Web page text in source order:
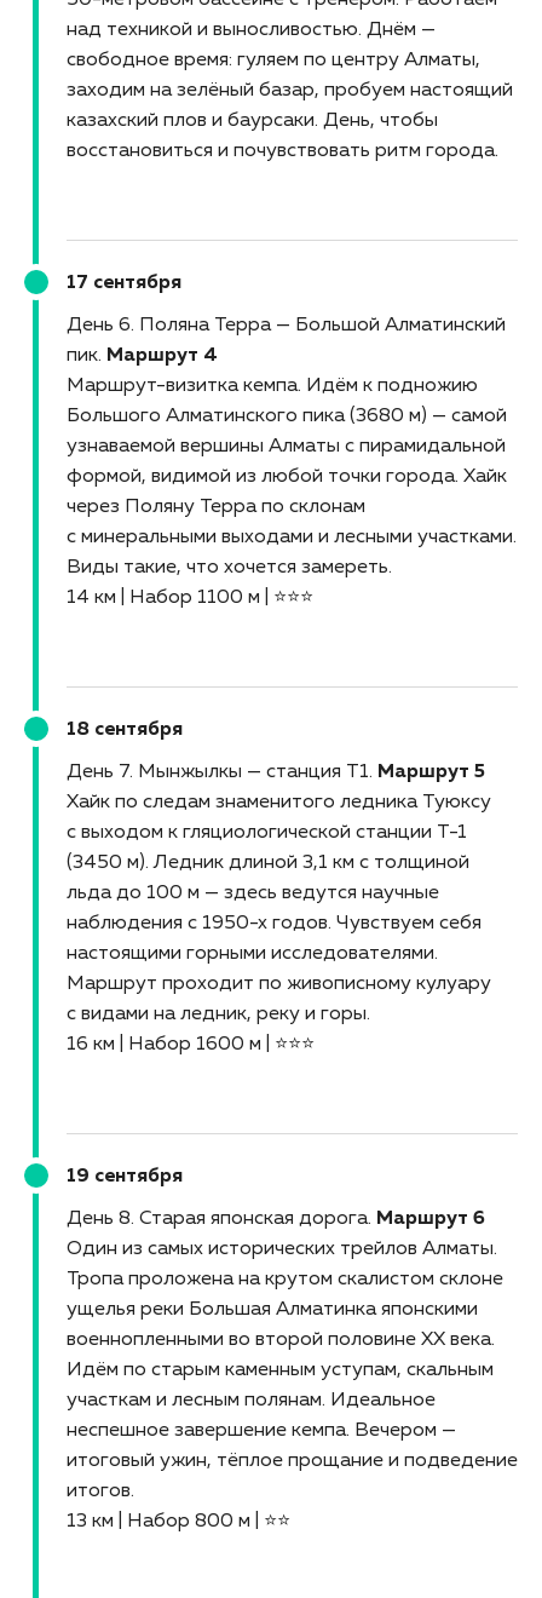
над техникой и выносливостью. Днём —
свободное время: гуляем по центру Алматы,
заходим на зелёный базар, пробуем настоящий
казахский плов и баурсаки. День, чтобы
восстановиться и почувствовать ритм города.
17 сентября
День 6. Поляна Терра — Большой Алматинский
пик
Маршрут 4
Маршрут-визитка кемпа. Идём к подножию
Большого Алматинского пика (3680 м) — самой
узнаваемой вершины Алматы с пирамидальной
формой, видимой из любой точки города. Хайк
через Поляну Терра по склонам
с минеральными выходами и лесными участками.
Виды такие, что хочется замереть.
14 км | Набор 1100 м | ⭐⭐⭐
18 сентября
День 7. Мынжылкы — станция Т1
Маршрут 5
Хайк по следам знаменитого ледника Туюксу
с выходом к гляциологической станции Т-1
(3450 м). Ледник длиной 3,1 км с толщиной
льда до 100 м — здесь ведутся научные
наблюдения с 1950-х годов. Чувствуем себя
настоящими горными исследователями.
Маршрут проходит по живописному кулуару
с видами на ледник, реку и горы.
16 км | Набор 1600 м | ⭐⭐⭐
19 сентября
День 8. Старая японская дорога
Маршрут 6
Один из самых исторических трейлов Алматы.
Тропа проложена на крутом скалистом склоне
ущелья реки Большая Алматинка японскими
военнопленными во второй половине XX века.
Идём по старым каменным уступам, скальным
участкам и лесным полянам. Идеальное
неспешное завершение кемпа. Вечером —
итоговый ужин, тёплое прощание и подведение
итогов.
13 км | Набор 800 м | ⭐⭐